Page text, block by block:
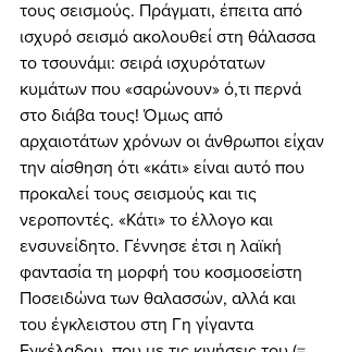
τους σεισμούς. Πράγματι, έπειτα από
ισχυρό σεισμό ακολουθεί στη θάλασσα
το τσουνάμι: σειρά ισχυρότατων
κυμάτων που «σαρώνουν» ό,τι περνά
στο διάβα τους! Όμως από
αρχαιοτάτων χρόνων οι άνθρωποι είχαν
την αίσθηση ότι «κάτι» είναι αυτό που
προκαλεί τους σεισμούς και τις
νεροποντές. «Κάτι» το έλλογο και
ενσυνείδητο. Γέννησε έτσι η λαϊκή
φαντασία τη μορφή του κοσμοσείστη
Ποσειδώνα των θαλασσών, αλλά και
του έγκλειστου στη Γη γίγαντα